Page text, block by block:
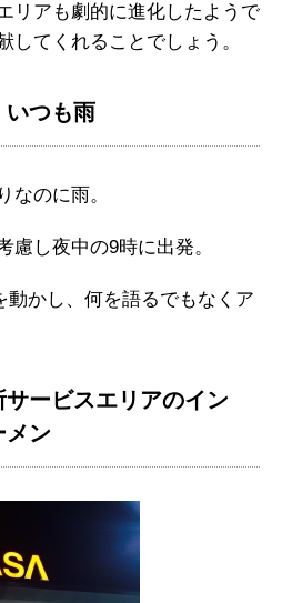
リアも劇的に進化したようで
してくれることでしょう。
いつも雨
なのに雨。
慮し夜中の9時に出発。
動かし、何を語るでもなくア
ービスエリアのイン
メン